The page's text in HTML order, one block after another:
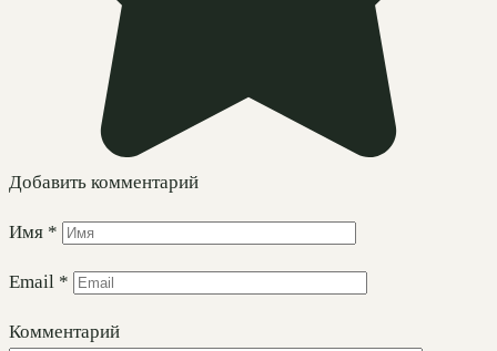
Добавить комментарий
Имя *
Email *
Комментарий